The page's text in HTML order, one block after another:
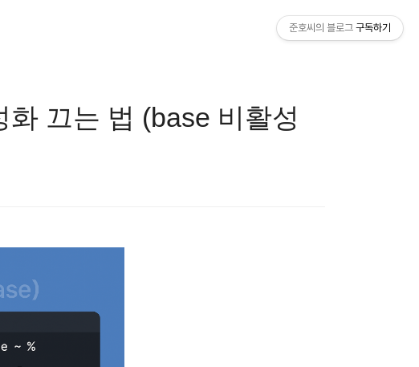
끄는 법 (base 비활성
준호씨의 블로그 구독하기